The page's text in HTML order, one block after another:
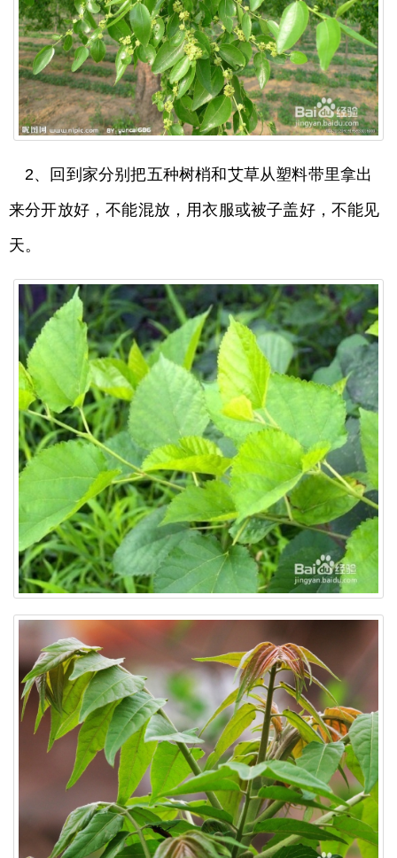
2、回到家分别把五种树梢和艾草从塑料带里拿出
来分开放好，不能混放，用衣服或被子盖好，不能见
天。